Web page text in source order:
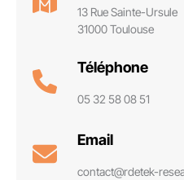
13 Rue Sainte-Ursule
31000 Toulouse
Téléphone
05 32 58 08 51
Email
contact@rdetek-